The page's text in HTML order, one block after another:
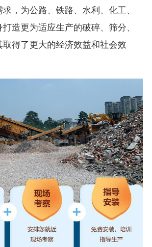
，为公路、铁路、水利、化工、
造更为适应生产的破碎、筛分、
得了更大的经济效益和社会效